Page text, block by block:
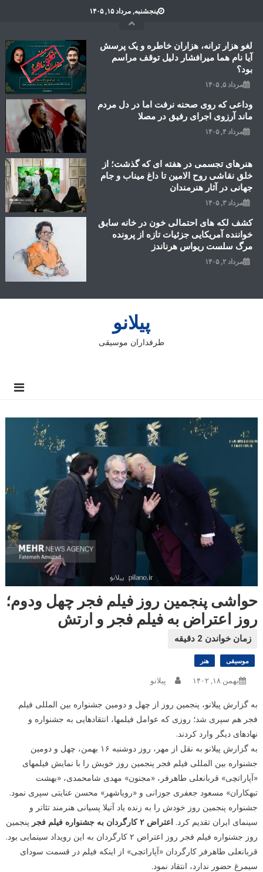
پنجشنبه, مرداد ۱۵, ۱۴۰۵
لغو هزار ترانه، هزاران خاطره و یک پرسش
آیا نام هما میرافشار دلیل توقف مراسم
بود؟
مرداد ۵, ۱۴۰۵
وداعی که روی صحنه نرفت اما در دل مردم
ماند آرزوی اجرای رفیق در مصلا
مرداد ۴, ۱۴۰۵
هنرهای تجسمی در هفته ای که گذشت؛ از
خلق نقاشی روح الامین تا داغ میناب و جام
جهانی در آثار هنرمندان
مرداد ۳, ۱۴۰۵
کشف لکه های احتمالی خون در خانه سابق
خواننده آمریکایی جزئیات تازه از پرونده
مرگ سلست ریواس هرناندز
مرداد ۲, ۱۴۰۵
پیلانو
طرفداران موسیقی
حواشی پنجمین روز فیلم فجر چهل ودوم؛
روز اعتراض به فیلم فجر و ارتش
موسیقی هنر
بهمن ۱۸, ۱۴۰۲ پیلانو
به گزارش پیلانو، پنجمین روز از چهل و دومین جشنواره بین المللی فیلم
فجر هم سپری شد؛ روزی که عوامل فیلمها، انتقادهایی به جشنواره و
نهادهای دیگر وارد کردند.
به گزارش پیلانو به نقل از مهر، روز دوشنبه ۱۶ بهمن، چهل و دومین
جشنواره بین المللی فیلم فجر پنجمین روز خویش را با نمایش فیلمهای
«آپاراتچی» قربانعلی طاهرفر، «مجنون» مهدی شامحمدی، «بهشت
تبهکاران» مسعود جعفری جوزانی و «رویاشهر» محسن عنایتی سپری نمود.
جشنواره پنجمین روز خودش را به زنده یاد آتیلا پسیانی هنرمند تئاتر و
سینمای ایران تقدیم کرد. اعتراض ۲ کارگردان به جشنواره فیلم فجر
پنجمین
روز جشنواره فیلم فجر روز اعتراض ۲ کارگردان به این رویداد سینمایی بود.
قربانعلی طاهرفر کارگردان «آپاراتچی» از اینکه فیلم در قسمت سودای
سیمرغ حضور ندارد، انتقاد نمود.